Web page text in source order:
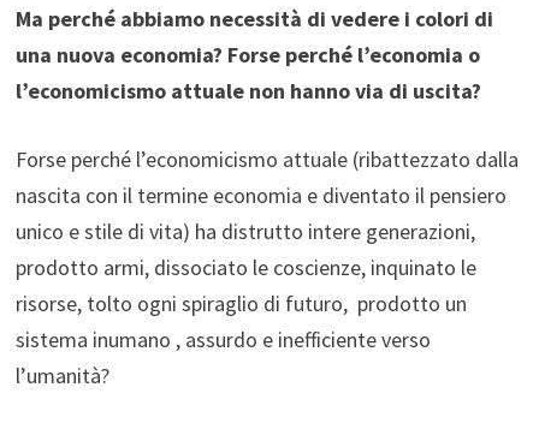
Ma perché abbiamo necessità di vedere i colori di
una nuova economia? Forse perché l’economia o
l’economicismo attuale non hanno via di uscita?
Forse perché l’economicismo attuale (ribattezzato dalla
nascita con il termine economia e diventato il pensiero
unico e stile di vita) ha distrutto intere generazioni,
prodotto armi, dissociato le coscienze, inquinato le
risorse, tolto ogni spiraglio di futuro, prodotto un
sistema inumano , assurdo e inefficiente verso
l’umanità?